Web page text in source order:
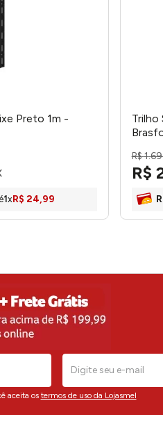
Preto 1m -
1xR$ 24,99
Trilho
R$1.
R$
aceita os termos de uso da Lojasmel